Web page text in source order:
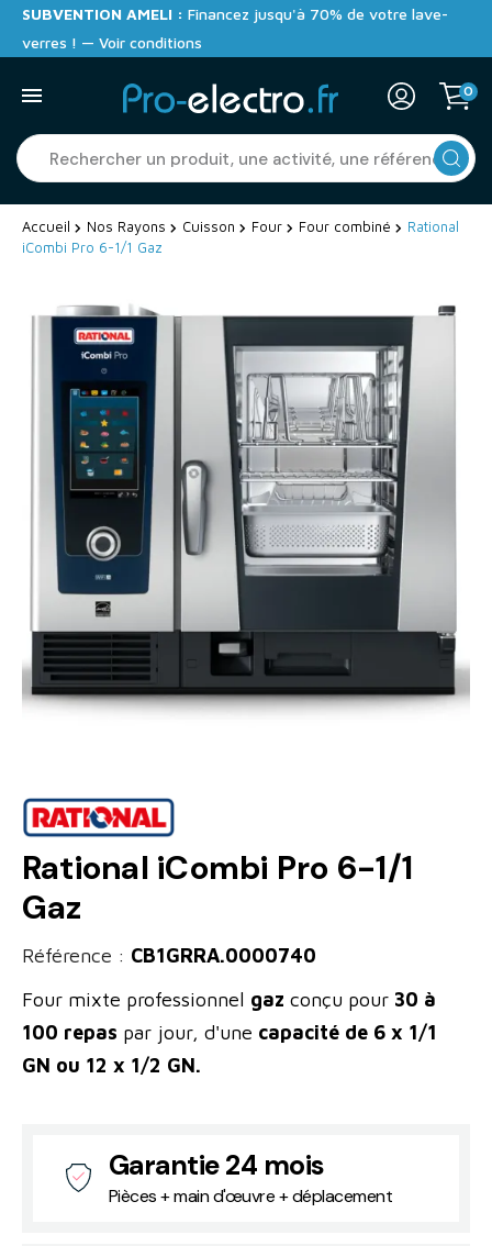
SUBVENTION AMELI : Financez jusqu'à 70% de votre lave-
verres ! — Voir conditions
0
Accueil Nos Rayons Cuisson Four Four combiné
Rational
iCombi Pro 6-1/1 Gaz
Rational iCombi Pro 6-1/1
Gaz
Référence : CB1GRRA.0000740
Four mixte professionnel gaz conçu pour 30 à
100 repas par jour, d'une capacité de 6 x 1/1
GN ou 12 x 1/2 GN.
Garantie 24 mois
Pièces + main d'œuvre + déplacement